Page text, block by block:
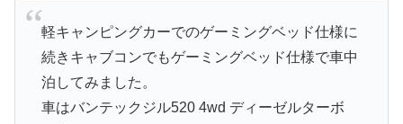
軽キャンピングカーでのゲーミングベッド仕様に
続きキャブコンでもゲーミングベッド仕様で車中
泊してみました。
車はバンテックジル520 4wd ディーゼルターボ